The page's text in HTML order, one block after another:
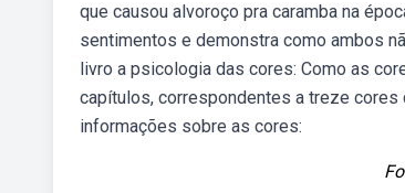
que causou alvoroço pra caramba na
sentimentos e demonstra como ambos
livro a psicologia das cores: Como as
capítulos, correspondentes a treze cores
informações sobre as cores: